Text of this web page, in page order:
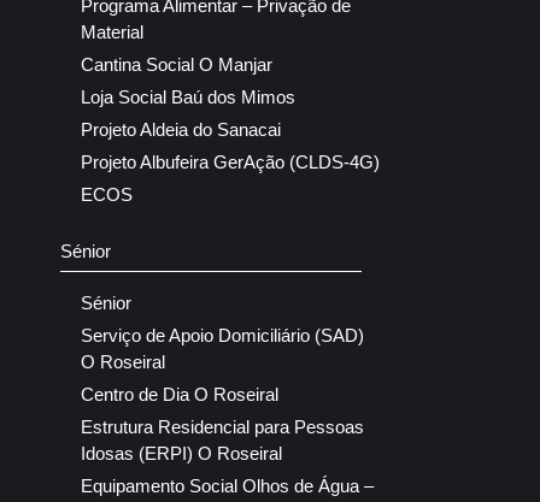
Programa Alimentar – Privação de
Material
Cantina Social O Manjar
Loja Social Baú dos Mimos
Projeto Aldeia do Sanacai
Projeto Albufeira GerAção (CLDS-4G)
ECOS
Sénior
Sénior
Serviço de Apoio Domiciliário (SAD)
O Roseiral
Centro de Dia O Roseiral
Estrutura Residencial para Pessoas
Idosas (ERPI) O Roseiral
Equipamento Social Olhos de Água –